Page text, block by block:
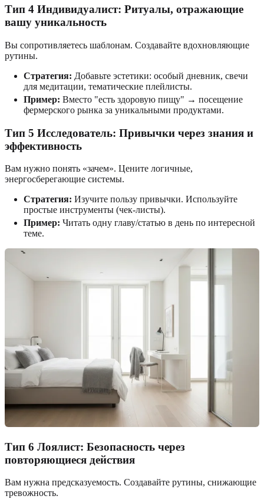
Тип 4 Индивидуалист: Ритуалы, отражающие
вашу уникальность
Вы сопротивляетесь шаблонам. Создавайте вдохновляющие
рутины.
Стратегия: Добавьте эстетики: особый дневник, свечи
для медитации, тематические плейлисты.
Пример: Вместо "есть здоровую пищу" → посещение
фермерского рынка за уникальными продуктами.
Тип 5 Исследователь: Привычки через знания и
эффективность
Вам нужно понять «зачем». Цените логичные,
энергосберегающие системы.
Стратегия: Изучите пользу привычки. Используйте
простые инструменты (чек-листы).
Пример: Читать одну главу/статью в день по интересной
теме.
Тип 6 Лоялист: Безопасность через
повторяющиеся действия
Вам нужна предсказуемость. Создавайте рутины, снижающие
тревожность.